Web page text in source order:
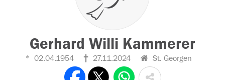
Gerhard Willi Kammerer
02.04.1954 27.11.2024 St. Georgen